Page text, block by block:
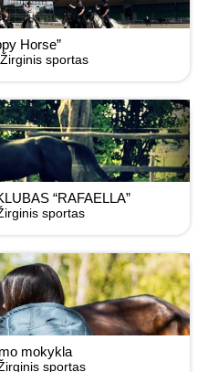
Horse”
Žirginis sportas
“RAFAELLA”
sportas
mokykla
sportas